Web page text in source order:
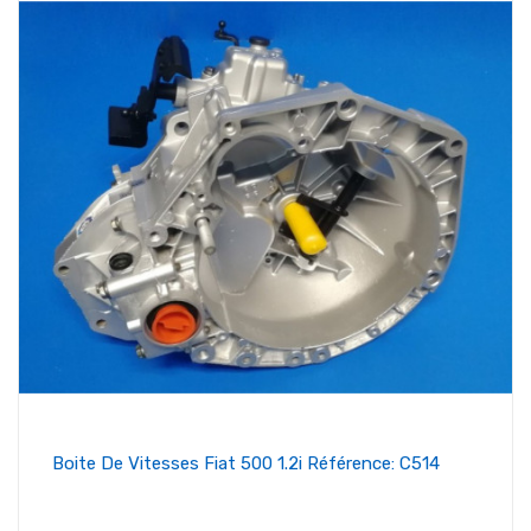
Boite De Vitesses Fiat 500 1.2i Référence: C514